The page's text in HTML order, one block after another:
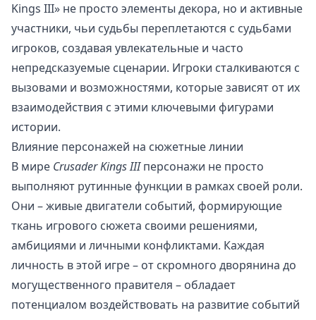
Kings III» не просто элементы декора, но и активные
участники, чьи судьбы переплетаются с судьбами
игроков, создавая увлекательные и часто
непредсказуемые сценарии. Игроки сталкиваются с
вызовами и возможностями, которые зависят от их
взаимодействия с этими ключевыми фигурами
истории.
Влияние персонажей на сюжетные линии
В мире Crusader Kings IIIперсонажи не просто
выполняют рутинные функции в рамках своей роли.
Они – живые двигатели событий, формирующие
ткань игрового сюжета своими решениями,
амбициями и личными конфликтами. Каждая
личность в этой игре – от скромного дворянина до
могущественного правителя – обладает
потенциалом воздействовать на развитие событий